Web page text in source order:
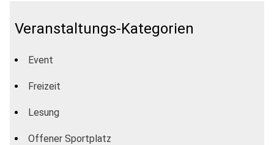
Veranstaltungs-Kategorien
Event
Freizeit
Lesung
Offener Sportplatz